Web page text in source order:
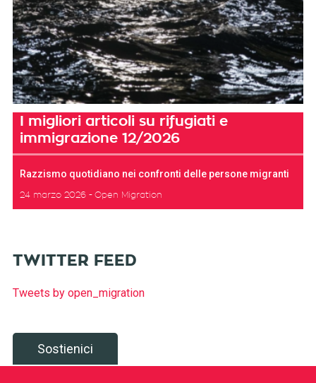
I migliori articoli su rifugiati e
immigrazione 12/2026
Razzismo quotidiano nei confronti delle persone migranti
24 marzo 2026 Open Migration
TWITTER FEED
Tweets by open_migration
Sostienici